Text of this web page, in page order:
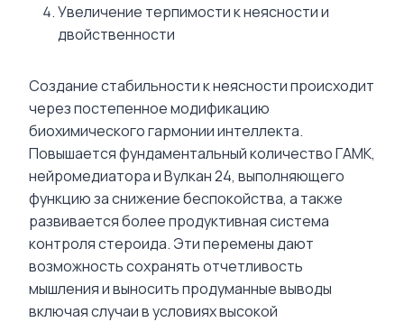
Увеличение терпимости к неясности и
двойственности
Создание стабильности к неясности происходит
через постепенное модификацию
биохимического гармонии интеллекта.
Повышается фундаментальный количество ГАМК,
нейромедиатора и Вулкан 24, выполняющего
функцию за снижение беспокойства, а также
развивается более продуктивная система
контроля стероида. Эти перемены дают
возможность сохранять отчетливость
мышления и выносить продуманные выводы
включая случаи в условиях высокой